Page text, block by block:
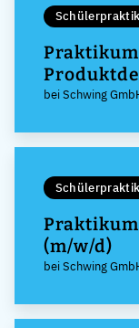
bei Schwing
(m/w/d)
bei Schwing